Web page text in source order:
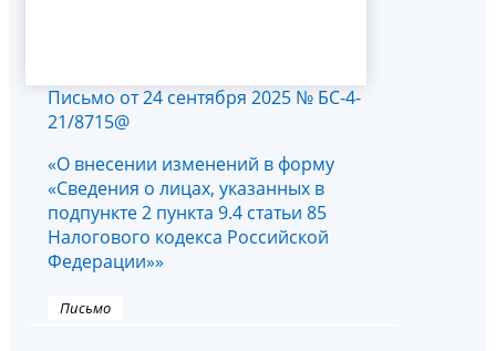
Письмо от 24 сентября 2025 № БС-4-
21/8715@
«О внесении изменений в форму
«Сведения о лицах, указанных в
подпункте 2 пункта 9.4 статьи 85
Налогового кодекса Российской
Федерации»»
Письмо